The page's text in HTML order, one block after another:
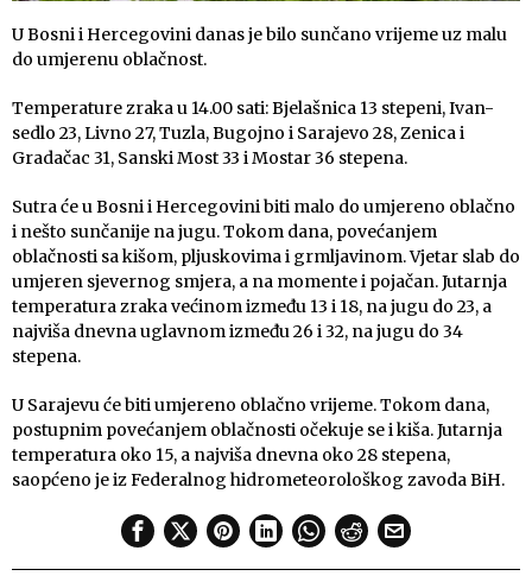
U Bosni i Hercegovini danas je bilo sunčano vrijeme uz malu
do umjerenu oblačnost.
Temperature zraka u 14.00 sati: Bjelašnica 13 stepeni, Ivan-
sedlo 23, Livno 27, Tuzla, Bugojno i Sarajevo 28, Zenica i
Gradačac 31, Sanski Most 33 i Mostar 36 stepena.
Sutra će u Bosni i Hercegovini biti malo do umjereno oblačno
i nešto sunčanije na jugu. Tokom dana, povećanjem
oblačnosti sa kišom, pljuskovima i grmljavinom. Vjetar slab do
umjeren sjevernog smjera, a na momente i pojačan. Jutarnja
temperatura zraka većinom između 13 i 18, na jugu do 23, a
najviša dnevna uglavnom između 26 i 32, na jugu do 34
stepena.
U Sarajevu će biti umjereno oblačno vrijeme. Tokom dana,
postupnim povećanjem oblačnosti očekuje se i kiša. Jutarnja
temperatura oko 15, a najviša dnevna oko 28 stepena,
saopćeno je iz Federalnog hidrometeorološkog zavoda BiH.